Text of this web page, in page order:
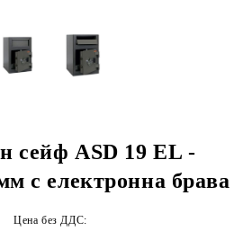
сейф ASD 19 EL -
с електронна брава
Цена без ДДС: